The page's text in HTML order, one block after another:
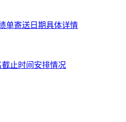
单寄送日期具体详情
截止时间安排情况